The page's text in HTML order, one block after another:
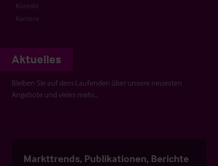
Kontakt
Karriere
Aktuelles
Bleiben Sie auf dem Laufenden über unsere neuesten
Angebote und vieles mehr…
Markttrends, Publikationen, Berichte